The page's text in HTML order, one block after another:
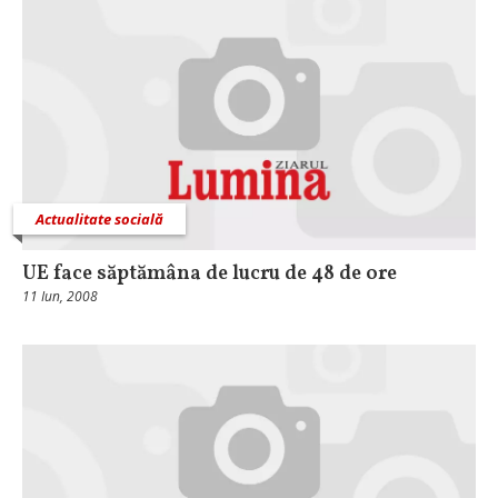
Actualitate socială
UE face săptămâna de lucru de 48 de ore
11 Iun, 2008